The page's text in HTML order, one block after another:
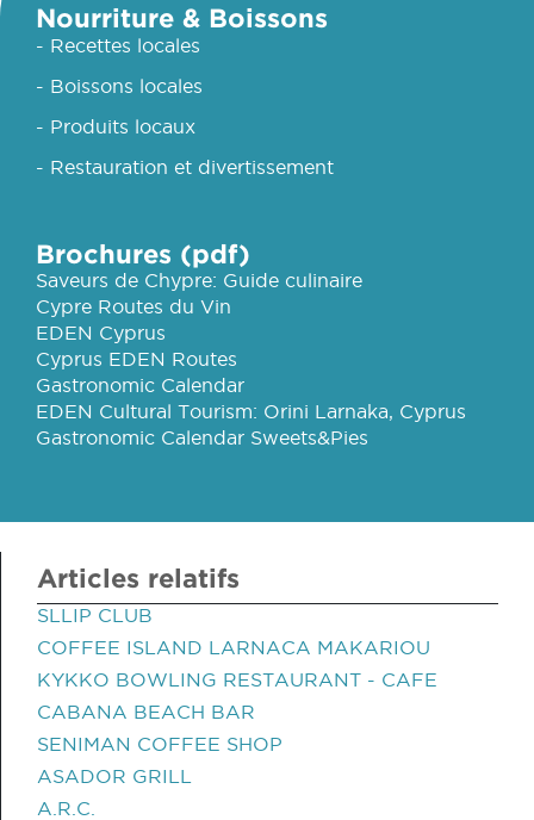
Nourriture & Boissons
- Recettes locales
- Boissons locales
- Produits locaux
- Restauration et divertissement
Brochures (pdf)
Saveurs de Chypre: Guide culinaire
Cypre Routes du Vin
EDEN Cyprus
Cyprus EDEN Routes
Gastronomic Calendar
EDEN Cultural Tourism: Orini Larnaka, Cyprus
Gastronomic Calendar Sweets&Pies
Articles relatifs
SLLIP CLUB
COFFEE ISLAND LARNACA MAKARIOU
KYKKO BOWLING RESTAURANT - CAFE
CABANA BEACH BAR
SENIMAN COFFEE SHOP
ASADOR GRILL
A.R.C.